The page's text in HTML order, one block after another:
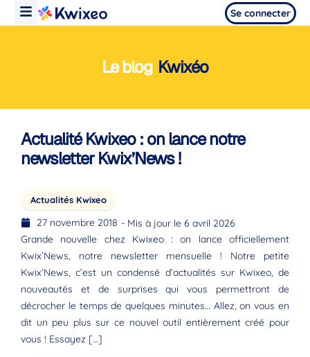
Se connecter
Le blog Kwixéo
Actualité Kwixeo : on lance notre
newsletter Kwix’News !
Actualités Kwixeo
27 novembre 2018 - Mis à jour le 6 avril 2026
Grande nouvelle chez Kwixeo : on lance officiellement
Kwix’News, notre newsletter mensuelle ! Notre petite
Kwix’News, c’est un condensé d’actualités sur Kwixeo, de
nouveautés et de surprises qui vous permettront de
décrocher le temps de quelques minutes… Allez, on vous en
dit un peu plus sur ce nouvel outil entièrement créé pour
vous ! Essayez […]